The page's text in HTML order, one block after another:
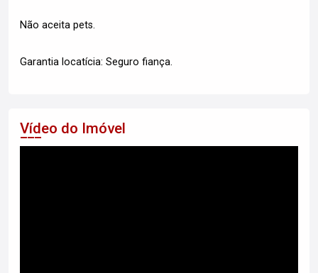
Não aceita pets.
Garantia locatícia: Seguro fiança.
Vídeo do Imóvel